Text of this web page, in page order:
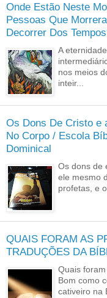
Onde Estão Neste
Pessoas Que
Decorrer Dos
A
nos meios
inteir...
Os Dons De Cristo e
No Corpo / Escola
Dominical
Os dons de
ele mesmo
profetas, e
QUAIS FORAM AS
TRADUÇÕES DA
Quais
Bom como
cativeiro na